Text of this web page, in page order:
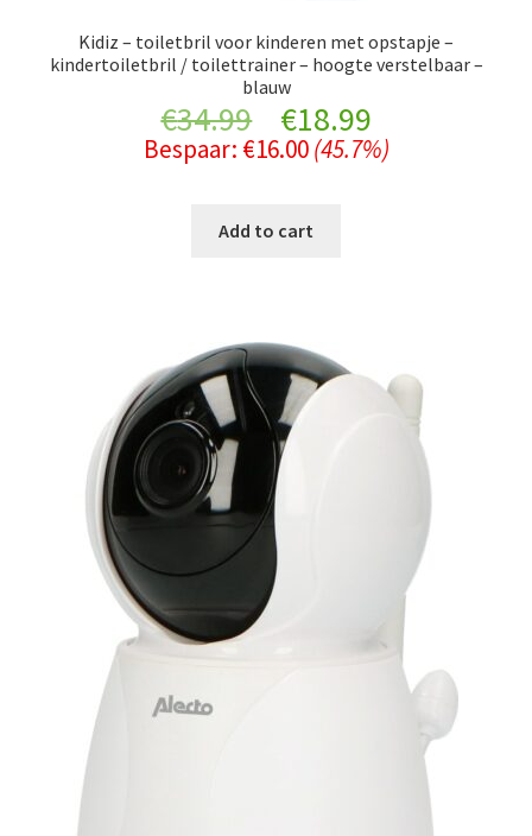
Kidiz – toiletbril voor kinderen met opstapje –
kindertoiletbril / toilettrainer – hoogte verstelbaar –
blauw
€34.99
Original
price
was:
€18.99Current
price
Bespaar: €16.00 (45.7%)
Add to cart